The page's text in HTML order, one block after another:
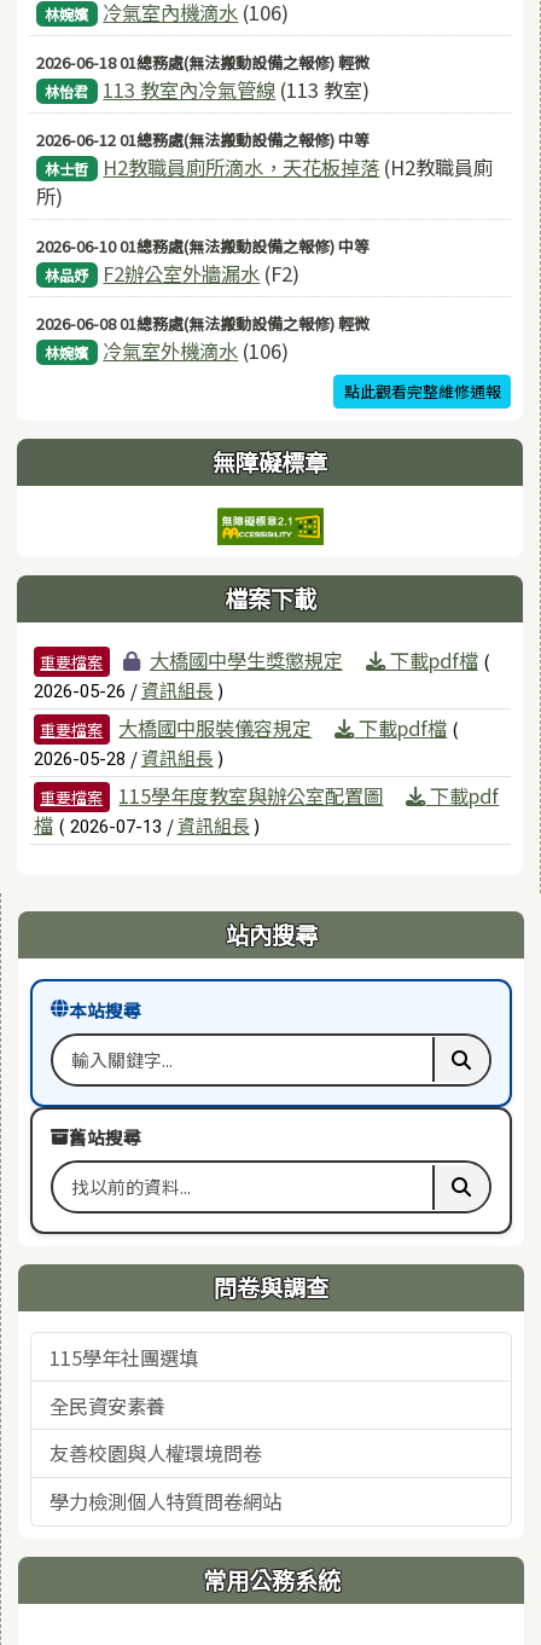
林婉嬪 冷氣室內機滴水 (106)
2026-06-18 01總務處(無法搬動設備之報修) 輕微
林怡君 113 教室內冷氣管線 (113 教室)
2026-06-12 01總務處(無法搬動設備之報修) 中等
林士哲 H2教職員廁所滴水，天花板掉落 (H2教職員廁
所)
2026-06-10 01總務處(無法搬動設備之報修) 中等
林品妤 F2辦公室外牆漏水 (F2)
2026-06-08 01總務處(無法搬動設備之報修) 輕微
林婉嬪 冷氣室外機滴水 (106)
點此觀看完整維修通報
無障礙標章
檔案下載
檔案列表
重要檔案 大橋國中學生獎懲規定 下載pdf檔 (
2026-05-26 /資訊組長 )
重要檔案 大橋國中服裝儀容規定 下載pdf檔 (
2026-05-28 /資訊組長 )
重要檔案 115學年度教室與辦公室配置圖
下載pdf
檔 ( 2026-07-13 /資訊組長 )
右邊區域內容 站內搜尋
本站搜尋
搜尋關鍵字 執行本
舊站搜尋
搜尋舊站關鍵字 執行舊
問卷與調查
115學年社團選填
全民資安素養
友善校園與人權環境問卷
學力檢測個人特質問卷網站
常用公務系統